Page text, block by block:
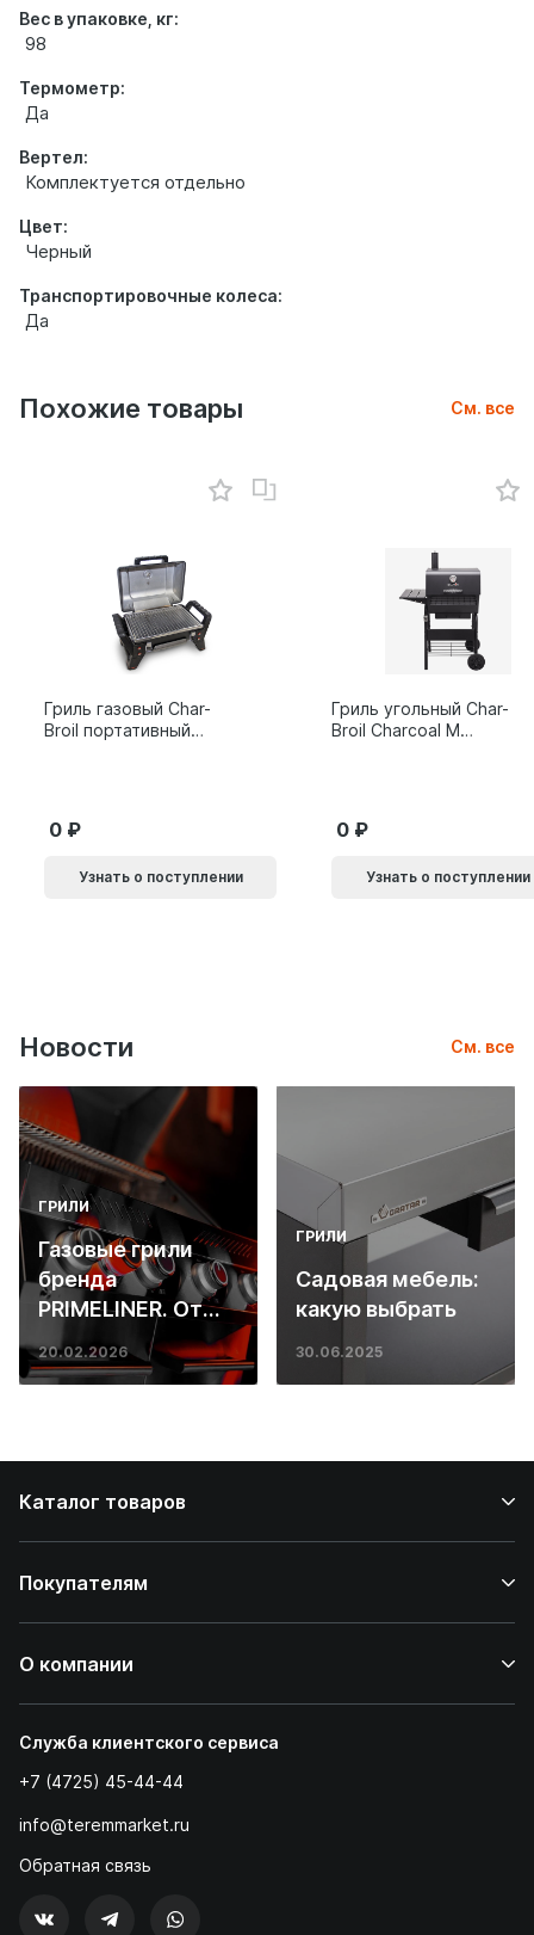
Вес в упаковке, кг:
98
Термометр:
Да
Вертел:
Комплектуется отдельно
Цвет:
Черный
Транспортировочные колеса:
Да
Похожие товары См. все
Гриль газовый Char-
Broil портативный
0
Узнать о поступлении
Гриль угольный Char-
Broil Charcoal M
0
Узнать о поступлении
Новости См. все
ГРИЛИ
Газовые грили
бренда
PRIMELINER. От
основ инженерии
до ресторанных
20.02.2026
ГРИЛИ
Садовая мебель:
какую выбрать
30.06.2025
Каталог товаров
Покупателям
О компании
Служба клиентского сервиса
+7 (4725) 45-44-44
info@teremmarket.ru
Обратная связь